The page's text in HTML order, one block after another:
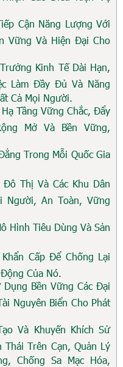
Cận Năng Lượng Với
Vững Và Hiện Đại Cho
Kinh Tế Dài Hạn,
Làm Đầy Đủ Và Năng
Cả Mọi Người.
Tầng Vững Chắc, Đẩy
Mở Và Bền Vững,
Trong Mỗi Quốc Gia
Thị Và Các Khu Dân
Người, An Toàn, Vững
Hình Tiêu Dùng Và Sản
Cấp Để Chống Lại
Của Nó.
Bền Vững Các Đại
Nguyên Biển Cho Phát
Và Khuyến Khích Sử
Thái Trên Cạn, Quản Lý
Chống Sa Mạc Hóa,